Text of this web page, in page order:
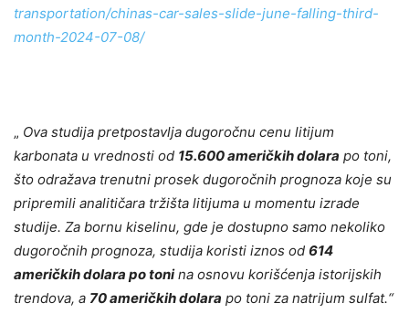
transportation/chinas-car-sales-slide-june-falling-third-
month-2024-07-08/
„ Ova studija pretpostavlja dugoročnu cenu litijum
karbonata u vrednosti od 15.600 američkih dolara po toni,
što odražava trenutni prosek dugoročnih prognoza koje su
pripremili analitičara tržišta litijuma u momentu izrade
studije. Za bornu kiselinu, gde je dostupno samo nekoliko
dugoročnih prognoza, studija koristi iznos od 614
američkih dolara po tonina osnovu korišćenja istorijskih
trendova, a 70 američkih dolara po toni za natrijum sulfat.“